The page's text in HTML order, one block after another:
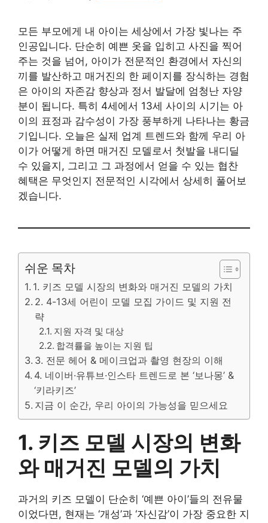
모든 부모에게 내 아이는 세상에서 가장 빛나는 주
인공입니다. 단순히 예쁜 옷을 입히고 사진을 찍어
주는 것을 넘어, 아이가 전문적인 환경에서 자신의
끼를 발산하고 매거진의 한 페이지를 장식하는 경험
은 아이의 자존감 향상과 정서 발달에 엄청난 자양
분이 됩니다. 특히 4세에서 13세 사이의 시기는 아
이의 표정과 감수성이 가장 풍부하게 나타나는 황금
기입니다. 오늘은 실제 업계 트렌드와 함께 우리 아
이가 어떻게 하면 매거진 모델로서 첫발을 내디딜
수 있을지, 그리고 그 과정에서 얻을 수 있는 협찬
혜택은 무엇인지 전문적인 시각에서 상세히 풀어보
겠습니다.
쉬운 목차
1. 키즈 모델 시장의 변화와 매거진 모델의 가치
2. 4-13세 어린이 모델 모집 가이드 및 지원 전
략
지원 자격 및 대상
합격률을 높이는 지원 팁
3. 전문 헤어 & 메이크업과 촬영 현장의 이해
4. 네이버·유튜브·인스타 트렌드로 본 ‘보나몽’ &
‘키라키즈’
지금 이 순간, 우리 아이의 가능성을 믿으세요
1. 키즈 모델 시장의 변화
와 매거진 모델의 가치
과거의 키즈 모델이 단순히 ‘예쁜 아이’들의 전유물
이었다면, 현재는 ‘개성’과 ‘자신감’이 가장 중요한 지